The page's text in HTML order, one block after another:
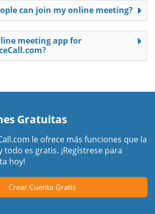
can join my online meeting?
meeting app for
Gratuitas
le ofrece más funciones que la
es gratis. ¡Regístrese para
hoy!
Crear Cuenta Gratis